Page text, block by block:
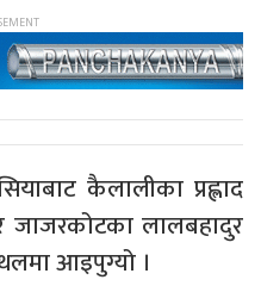
कैलालीका प्रह्लाद
लालबहादुर
आइपुग्यो ।